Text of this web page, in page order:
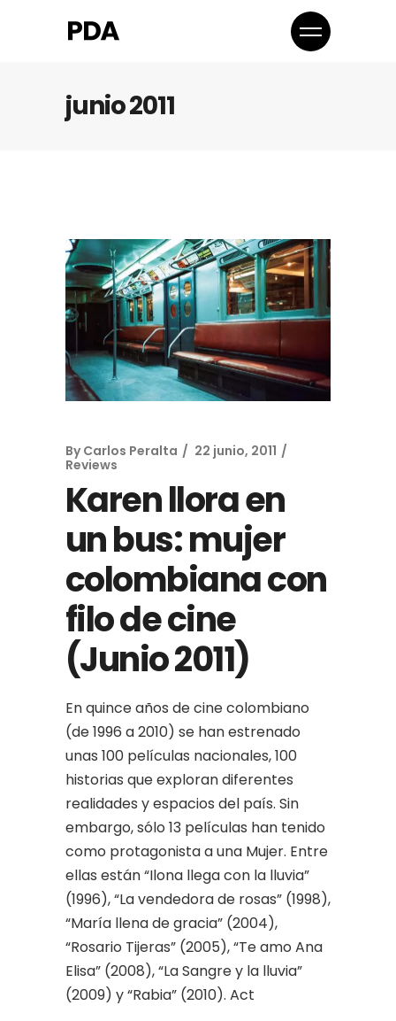
junio 2011
By Carlos Peralta
22 junio, 2011
Reviews
Karen llora en
un bus: mujer
colombiana con
filo de cine
(Junio 2011)
En quince años de cine colombiano
(de 1996 a 2010) se han estrenado
unas 100 películas nacionales, 100
historias que exploran diferentes
realidades y espacios del país. Sin
embargo, sólo 13 películas han tenido
como protagonista a una Mujer. Entre
ellas están “Ilona llega con la lluvia”
(1996), “La vendedora de rosas” (1998),
“María llena de gracia” (2004),
“Rosario Tijeras” (2005), “Te amo Ana
Elisa” (2008), “La Sangre y la lluvia”
(2009) y “Rabia” (2010). Act